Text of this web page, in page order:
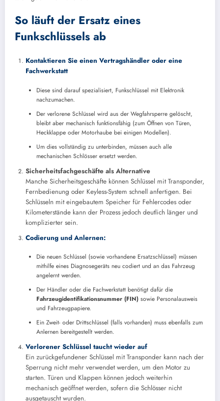
So läuft der Ersatz eines
Funkschlüssels ab
Kontaktieren Sie einen Vertragshändler oder eine
Fachwerkstatt
Diese sind darauf spezialisiert, Funkschlüssel mit Elektronik
nachzumachen.
Der verlorene Schlüssel wird aus der Wegfahrsperre gelöscht,
bleibt aber mechanisch funktionsfähig (zum Öffnen von Türen,
Heckklappe oder Motorhaube bei einigen Modellen).
Um dies vollständig zu unterbinden, müssen auch alle
mechanischen Schlösser ersetzt werden.
Sicherheitsfachgeschäfte als Alternative
Manche Sicherheitsgeschäfte können Schlüssel mit Transponder,
Fernbedienung oder Keyless-System schnell anfertigen. Bei
Schlüsseln mit eingebautem Speicher für Fehlercodes oder
Kilometerstände kann der Prozess jedoch deutlich länger und
komplizierter sein.
Codierung und Anlernen:
Die neuen Schlüssel (sowie vorhandene Ersatzschlüssel) müssen
mithilfe eines Diagnosegeräts neu codiert und an das Fahrzeug
angelernt werden.
Der Händler oder die Fachwerkstatt benötigt dafür die
Fahrzeugidentifikationsnummer (FIN) sowie Personalausweis
und Fahrzeugpapiere.
Ein Zweit- oder Drittschlüssel (falls vorhanden) muss ebenfalls zum
Anlernen bereitgestellt werden.
Verlorener Schlüssel taucht wieder auf
Ein zurückgefundener Schlüssel mit Transponder kann nach der
Sperrung nicht mehr verwendet werden, um den Motor zu
starten. Türen und Klappen können jedoch weiterhin
mechanisch geöffnet werden, sofern die Schlösser nicht
ausgetauscht wurden.